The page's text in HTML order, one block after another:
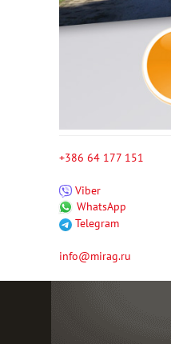
+386 64 177 151
Viber
WhatsApp
Telegram
info@mirag.ru